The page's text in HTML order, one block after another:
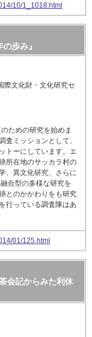
10/1_1018.html
歩み』
際文化財・文化研究セ
ための研究を始めま
査ミッションとして、
トーにしています。エ
所在地のサッカラ村の
、異文化研究、さらに
合型の多様な研究を
とのかかわりをも研究
行っている調査隊はあ
01/125.html
記からみた利休